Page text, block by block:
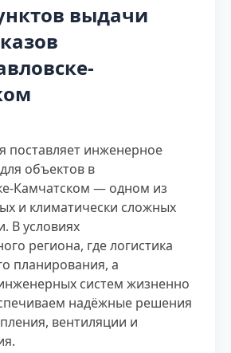
выдачи
поставляет инженерное
объектов в
Камчатском — одном из
и климатически сложных
В условиях
региона, где логистика
планирования, а
систем жизненно
надёжные решения
вентиляции и